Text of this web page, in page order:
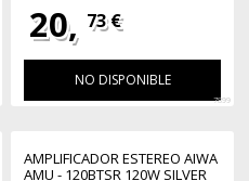
20, 73 €
NO DISPONIBLE
7899
AMPLIFICADOR ESTEREO AIWA
AMU - 120BTSR 120W SILVER